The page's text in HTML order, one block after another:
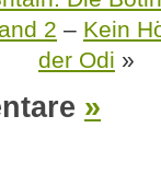
2 – Kein
der Odi »
»